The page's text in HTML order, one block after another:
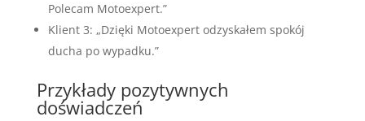
Polecam Motoexpert.”
Klient 3: „Dzięki Motoexpert odzyskałem spokój
ducha po wypadku.”
Przykłady pozytywnych
doświadczeń